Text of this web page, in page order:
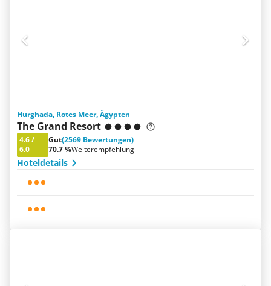
Hurghada, Rotes Meer, Ägypten
The Grand Resort
4.6/
6.0
Gut(2569 Bewertungen)
70.7 %Weiterempfehlung
Hoteldetails